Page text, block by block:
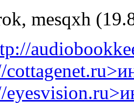
, mesqxh